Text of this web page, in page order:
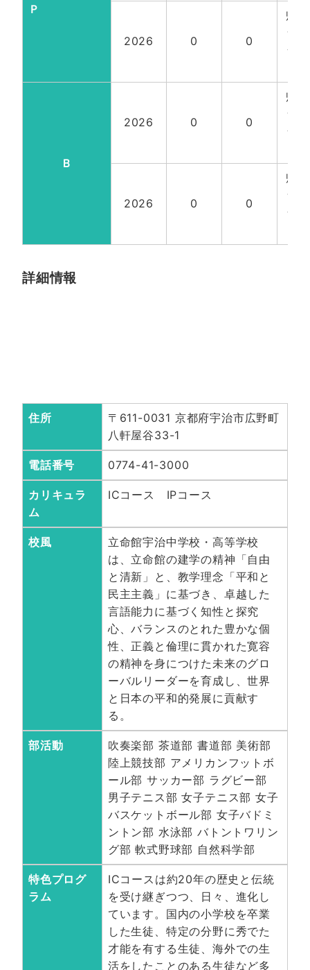
Ｐ
2026 0 0
帰
含
全
Ｂ
2026 0 0
帰
含
全
2026 0 0
帰
含
全
詳細情報
住所
〒611-0031 京都府宇治市広野町
八軒屋谷33-1
電話番号 0774-41-3000
カリキュラ
ム
ICコース IPコース
校風
立命館宇治中学校・高等学校
は、立命館の建学の精神「自由
と清新」と、教学理念「平和と
民主主義」に基づき、卓越した
言語能力に基づく知性と探究
心、バランスのとれた豊かな個
性、正義と倫理に貫かれた寛容
の精神を身につけた未来のグロ
ーバルリーダーを育成し、世界
と日本の平和的発展に貢献す
る。
部活動
吹奏楽部 茶道部 書道部 美術部
陸上競技部 アメリカンフットボ
ール部 サッカー部 ラグビー部
男子テニス部 女子テニス部 女子
バスケットボール部 女子バドミ
ントン部 水泳部 バトントワリン
グ部 軟式野球部 自然科学部
特色プログ
ラム
ICコースは約20年の歴史と伝統
を受け継ぎつつ、日々、進化し
ています。国内の小学校を卒業
した生徒、特定の分野に秀でた
才能を有する生徒、海外での生
活をしたことのある生徒など多